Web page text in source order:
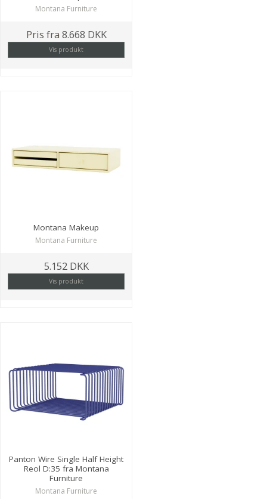
Montana Furniture
Pris fra 8.668 DKK
Vis produkt
Montana Makeup
Montana Furniture
5.152 DKK
Vis produkt
Panton Wire Single Half Height
Reol D:35 fra Montana
Furniture
Montana Furniture